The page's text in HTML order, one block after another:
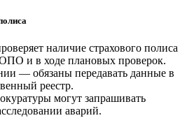
наличие страхового полиса
и в ходе плановых проверок.
— обязаны передавать данные в
реестр.
могут запрашивать
аварий.